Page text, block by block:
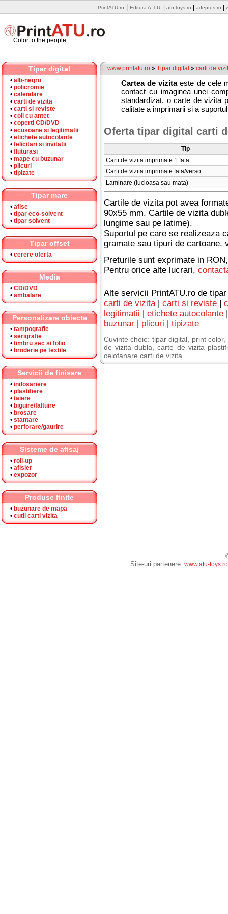
PrintATU.ro Editura A.T.U. atu-toys.ro adeptus.ro
Color to the people
Tipar digital
• alb-negru
• policromie
• calendare
• carti de vizita
• carti si reviste
• coli cu antet
• coperti CD/DVD
• ecusoane si legitimatii
• etichete autocolante
• felicitari si invitatii
• fluturasi
• mape cu buzunar
• plicuri
• tipizate
Tipar mare
• afise
• tipar eco-solvent
• tipar solvent
Tipar offset
• cerere oferta
Media
• CD/DVD
• ambalare
Personalizare obiecte
• tampografie
• serigrafie
• timbru sec si folio
• broderie pe textile
Servicii de finisare
• indosariere
• plastifiere
• taiere
• biguire/faltuire
• brosare
• stantare
• perforare/gaurire
Sisteme de afisaj
• roll-up
• afisier
• expozor
Produse finite
• buzunare de mapa
• cutii carti vizita
www.printatu.ro » Tipar digital » carti de
Cartea de vizitaeste de cele
contact cu imaginea unei
standardizat, o carte de vizita
calitate a imprimarii si a
Oferta tipar digital carti
Tip
Carti de vizita imprimate 1 fata
Carti de vizita imprimate fata/verso
Laminare (lucioasa sau mata)
Cartile de vizita pot avea
90x55 mm. Cartile de vizita
lungime sau pe latime).
Suportul pe care se realizeaza
gramate sau tipuri de cartoane,
Preturile sunt exprimate in
Pentru orice alte lucrari,
Alte servicii PrintATU.ro de
carti de vizita| carti si reviste |
legitimatii | etichete autocolante
buzunar | plicuri | tipizate
Cuvinte cheie: tipar digital, print
de vizita dubla, carte de vizita
celofanare carti de vizita.
Site-uri partenere: www.atu-toys.ro